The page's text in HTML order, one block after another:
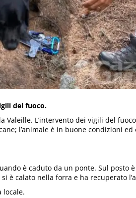
del fuoco.
Valeille. L’intervento dei vigili del
l’animale è in buone condizioni ed
è caduto da un ponte. Sul posto
è calato nella forra e ha recuperato
locale.